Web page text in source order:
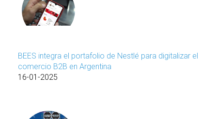
BEES integra el portafolio de Nestlé para digitalizar el
comercio B2B en Argentina
16-01-2025